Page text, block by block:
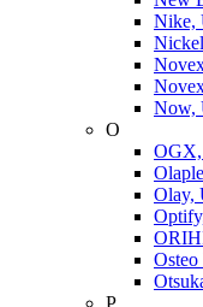
Nike,
Now,
O
Olay,